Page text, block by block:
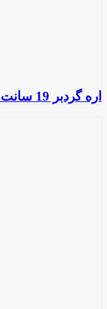
اره گردبر 19 سانت 1922